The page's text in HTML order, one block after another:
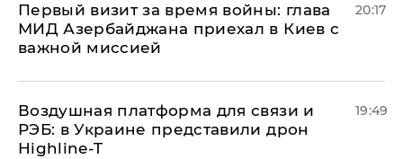
Первый визит за время войны: глава
МИД Азербайджана приехал в Киев с
важной миссией
20:17
Воздушная платформа для связи и
РЭБ: в Украине представили дрон
Highline-T
19:49